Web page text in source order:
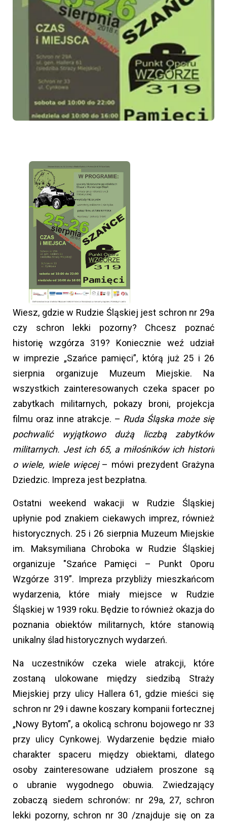
Wiesz, gdzie w Rudzie Śląskiej jest schron nr 29a
czy schron lekki pozorny? Chcesz poznać
historię wzgórza 319? Koniecznie weź udział
w imprezie „Szańce pamięci”, którą już 25 i 26
sierpnia organizuje Muzeum Miejskie. Na
wszystkich zainteresowanych czeka spacer po
zabytkach militarnych, pokazy broni, projekcja
filmu oraz inne atrakcje. – Ruda Śląska może się
pochwalić wyjątkowo dużą liczbą zabytków
militarnych. Jest ich 65, a miłośników ich historii
o wiele, wiele więcej– mówi prezydent Grażyna
Dziedzic. Impreza jest bezpłatna.
Ostatni weekend wakacji w Rudzie Śląskiej
upłynie pod znakiem ciekawych imprez, również
historycznych. 25 i 26 sierpnia Muzeum Miejskie
im. Maksymiliana Chroboka w Rudzie Śląskiej
organizuje "Szańce Pamięci – Punkt Oporu
Wzgórze 319”. Impreza przybliży mieszkańcom
wydarzenia, które miały miejsce w Rudzie
Śląskiej w 1939 roku. Będzie to również okazja do
poznania obiektów militarnych, które stanowią
unikalny ślad historycznych wydarzeń.
Na uczestników czeka wiele atrakcji, które
zostaną ulokowane między siedzibą Straży
Miejskiej przy ulicy Hallera 61, gdzie mieści się
schron nr 29 i dawne koszary kompanii fortecznej
„Nowy Bytom”, a okolicą schronu bojowego nr 33
przy ulicy Cynkowej. Wydarzenie będzie miało
charakter spaceru między obiektami, dlatego
osoby zainteresowane udziałem proszone są
o ubranie wygodnego obuwia. Zwiedzający
zobaczą siedem schronów: nr 29a, 27, schron
lekki pozorny, schron nr 30 /znajduje się on za